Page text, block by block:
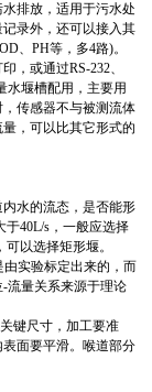
排放，适用于污水处
录外，还可以接入其
、PH等，多4路)。
，或通过RS-232、
水堰槽配用，主要用
传感器不与被测流体
，可以比其它形式的
水的流态，是否能形
于40L/s，一般应选择
以选择矩形堰。
实验标定出来的，而
流量关系来源于理论
键尺寸，加工要准
面要平滑。喉道部分